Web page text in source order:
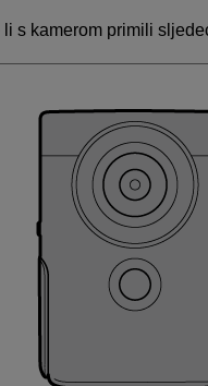
s kamerom primili